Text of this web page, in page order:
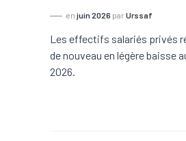
en juin 2026 par Urssaf
Les effectifs salariés privés
de nouveau en légère baisse
2026.